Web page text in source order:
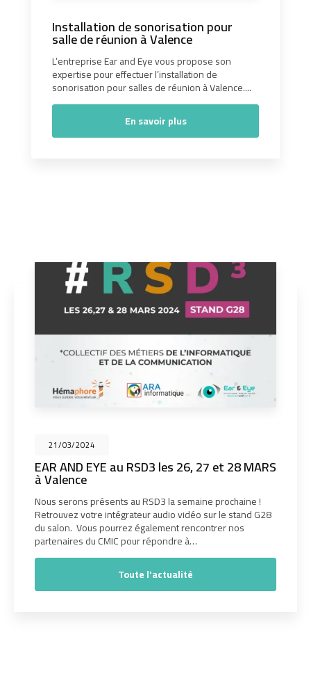
Installation de sonorisation pour
salle de réunion à Valence
L’entreprise Ear and Eye vous propose son
expertise pour effectuer l’installation de
sonorisation pour salles de réunion à Valence....
En savoir plus
21/03/2024
EAR AND EYE au RSD3 les 26, 27 et 28 MARS
à Valence
Nous serons présents au RSD3 la semaine prochaine !
Retrouvez votre intégrateur audio vidéo sur le stand G28
du salon. Vous pourrez également rencontrer nos
partenaires du CMIC pour répondre à…
Toute l'actualité